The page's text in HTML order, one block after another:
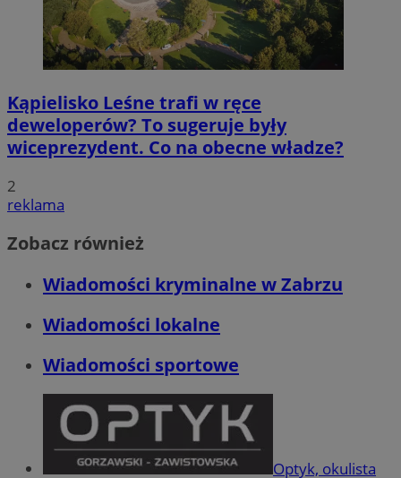
Kąpielisko Leśne trafi w ręce
deweloperów? To sugeruje były
wiceprezydent. Co na obecne władze?
2
reklama
Zobacz również
Wiadomości kryminalne w Zabrzu
Wiadomości lokalne
Wiadomości sportowe
Optyk, okulista